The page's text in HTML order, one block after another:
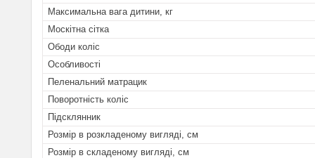
Максимальна вага дитини, кг
Москітна сітка
Ободи коліс
Особливості
Пеленальний матрацик
Поворотність коліс
Підсклянник
Розмір в розкладеному вигляді, см
Розмір в складеному вигляді, см